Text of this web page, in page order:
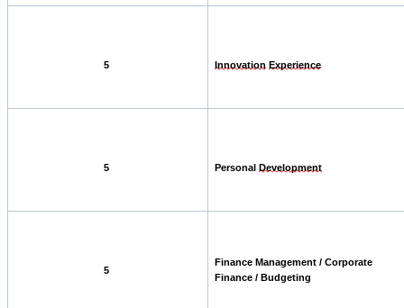
5 Innovation Experience
5 Personal Development
5
Finance Management / Corporate
Finance / Budgeting